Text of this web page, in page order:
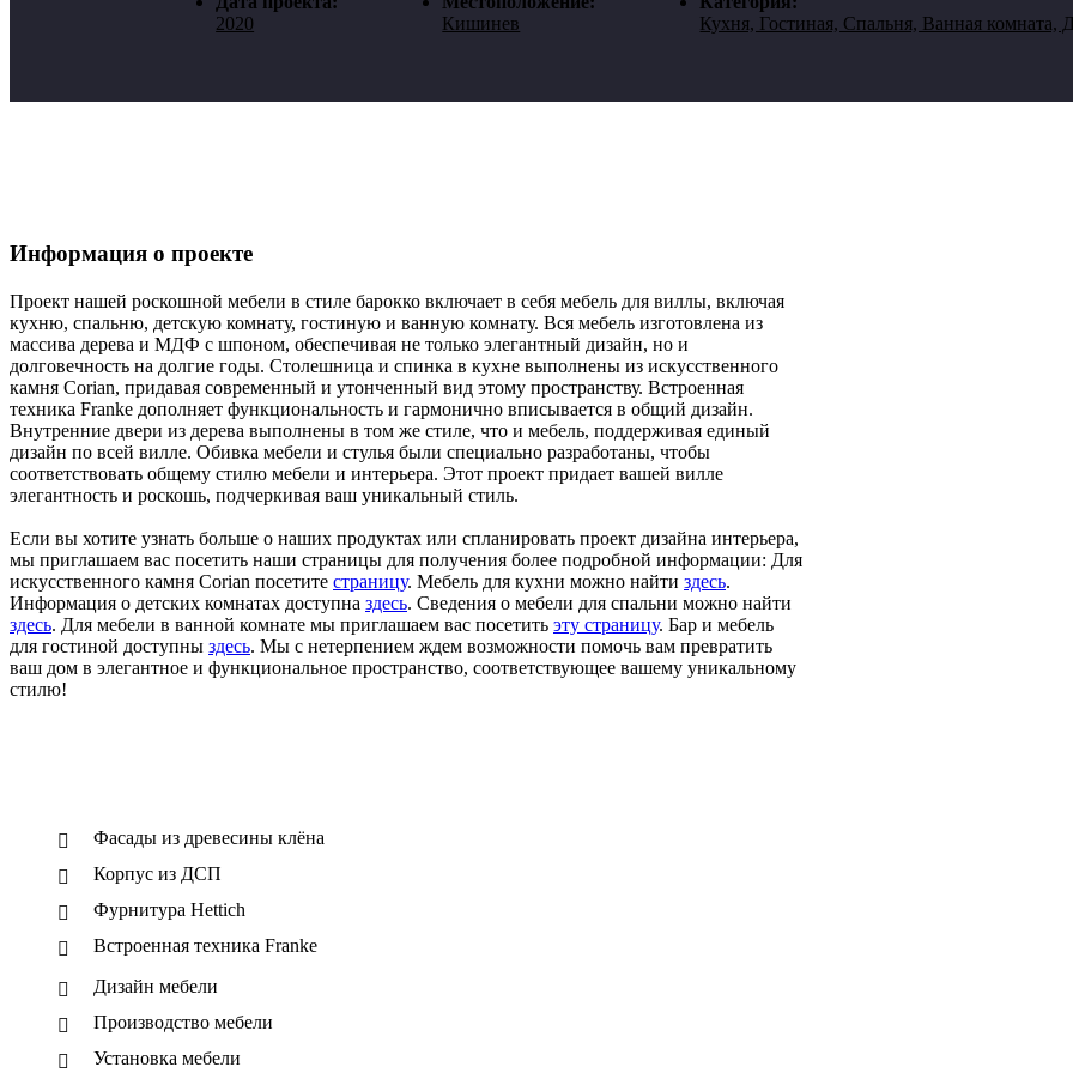
2020
Кишинев
Кухня, Гостиная, Спальня, Ванная комната,
Информация о проекте
Проект нашей роскошной мебели в стиле барокко включает в себя мебель для виллы, включая
кухню, спальню, детскую комнату, гостиную и ванную комнату. Вся мебель изготовлена из
массива дерева и МДФ с шпоном, обеспечивая не только элегантный дизайн, но и
долговечность на долгие годы. Столешница и спинка в кухне выполнены из искусственного
камня Corian, придавая современный и утонченный вид этому пространству. Встроенная
техника Franke дополняет функциональность и гармонично вписывается в общий дизайн.
Внутренние двери из дерева выполнены в том же стиле, что и мебель, поддерживая единый
дизайн по всей вилле. Обивка мебели и стулья были специально разработаны, чтобы
соответствовать общему стилю мебели и интерьера. Этот проект придает вашей вилле
элегантность и роскошь, подчеркивая ваш уникальный стиль.
Если вы хотите узнать больше о наших продуктах или спланировать проект дизайна интерьера,
мы приглашаем вас посетить наши страницы для получения более подробной информации: Для
искусственного камня Corian посетите страницу. Мебель для кухни можно найти здесь.
Информация о детских комнатах доступна здесь. Сведения о мебели для спальни можно найти
здесь. Для мебели в ванной комнате мы приглашаем вас посетить эту страницу. Бар и мебель
для гостиной доступны здесь. Мы с нетерпением ждем возможности помочь вам превратить
ваш дом в элегантное и функциональное пространство, соответствующее вашему уникальному
стилю!
Фасады из древесины клёна
Корпус из ДСП
Фурнитура Hettich
Встроенная техника Franke
Дизайн мебели
Производство мебели
Установка мебели